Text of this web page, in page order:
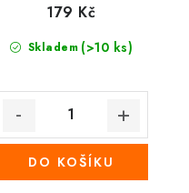
Skladem (>10 ks)
179 Kč
DO KOŠÍKU